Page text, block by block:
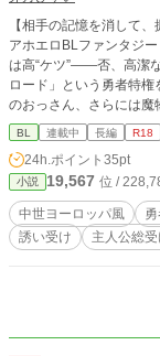
【相手の記憶を消して
アホエロBLファンタジー！】 ※稀にエモ
は高“ケツ”――否、高潔
ロード」という勇者特
のおっさん、さらには魔
を救う鍵は、そのケツ
――淫らな記憶と、誰よ
ードのたびに、仲間の“
はちんぽ100%……気付
いものに気づくその日まで。 これは、ちんぽで周りを振り回し、
を救う――そんな破天荒な勇者の物語。 ※エロ
レ、非同意、3P等々）
BL 連載中 長編 R18
24h.ポイント 35pt
小説 19,567 位 /
中世ヨーロッパ風
誘い受け
主人公総受